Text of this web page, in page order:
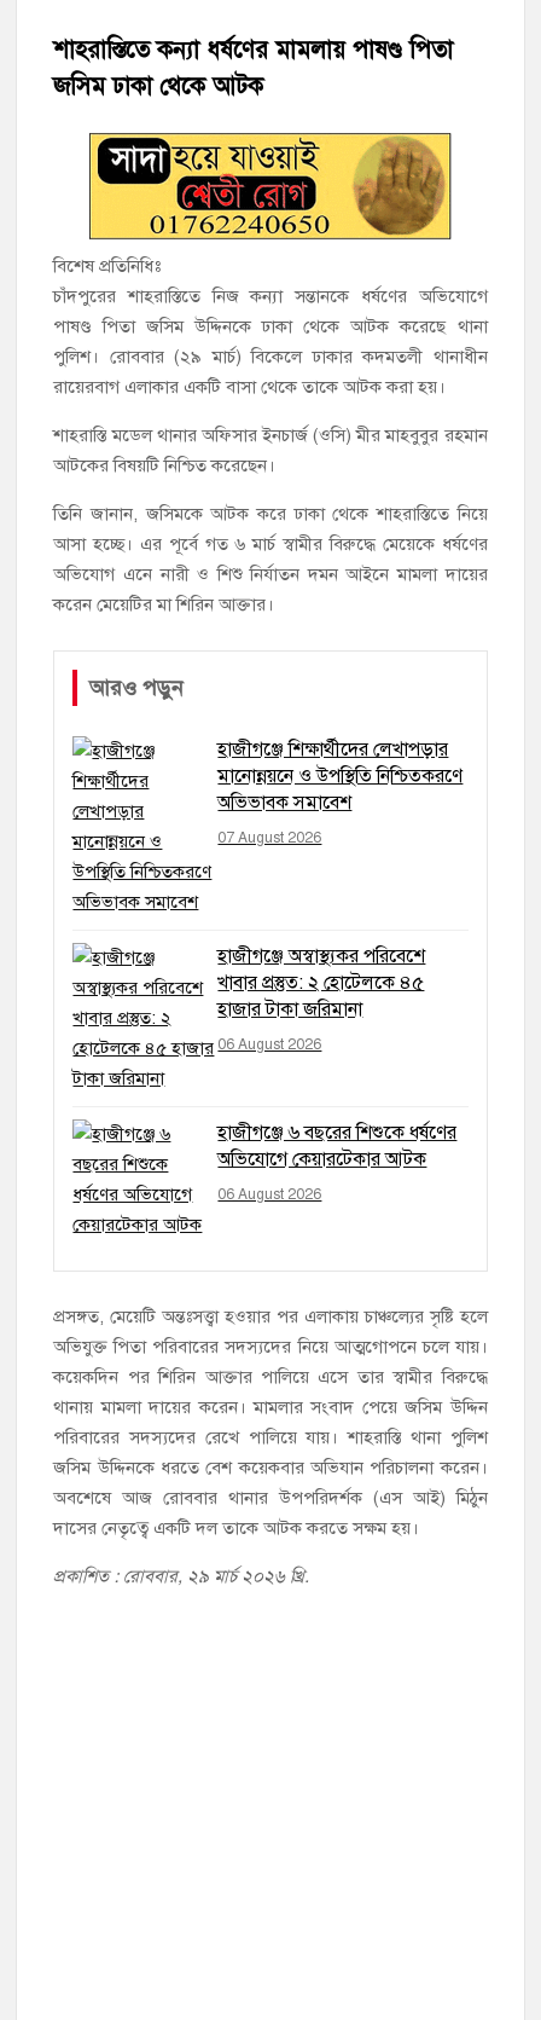
হাজীগঞ্জ সরকারি মডেল পাইলট হাই স্কুল অ্যান্ড কলেজে ‘জুলাই
গণঅভ্যুত্থান দিবস’ পালিত
‘জনগণের ভোটে নির্বাচিত হয়ে ফরিদগঞ্জের উন্নয়নে কাজ করছি’ :
আলহাজ্ব এমএ হান্নান এমপি
নৌ পুলিশ ফাঁড়ির নাকের ডগায় কারেন্ট জালের দাপট, মতলবে প্রকাশ্যে
নিষিদ্ধ জাল মেরামত ও মাছ শিকার
‘জনগণের হাতে রাষ্ট্রের মালিকানা ফিরিয়ে দিতে বিএনপি সরকার
অঙ্গীকারাবদ্ধ’
মতলব উত্তরে সোনালী লাইফ ইন্সুইরেন্স কোম্পানী লিমিটেডের মরণোত্তর
হাজীগঞ্জ ডিগ্রি কলেজ গভীর শ্রদ্ধার সঙ্গে জুলাই গণঅভ্যুত্থানের সকল
শহীদকে স্মরণ
শাহরাস্তিতে কন্যা ধর্ষণের মামলায় পাষণ্ড পিতা
জসিম ঢাকা থেকে আটক
বিশেষ প্রতিনিধিঃ
চাঁদপুরের শাহরাস্তিতে নিজ কন্যা সন্তানকে ধর্ষণের অভিযোগে
পাষণ্ড পিতা জসিম উদ্দিনকে ঢাকা থেকে আটক করেছে থানা
পুলিশ। রোববার (২৯ মার্চ) বিকেলে ঢাকার কদমতলী থানাধীন
রায়েরবাগ এলাকার একটি বাসা থেকে তাকে আটক করা হয়।
শাহরাস্তি মডেল থানার অফিসার ইনচার্জ (ওসি) মীর মাহবুবুর রহমান
আটকের বিষয়টি নিশ্চিত করেছেন।
তিনি জানান, জসিমকে আটক করে ঢাকা থেকে শাহরাস্তিতে নিয়ে
আসা হচ্ছে। এর পূর্বে গত ৬ মার্চ স্বামীর বিরুদ্ধে মেয়েকে ধর্ষণের
অভিযোগ এনে নারী ও শিশু নির্যাতন দমন আইনে মামলা দায়ের
করেন মেয়েটির মা শিরিন আক্তার।
আরও পড়ুন
হাজীগঞ্জে শিক্ষার্থীদের লেখাপড়ার
মানোন্নয়নে ও উপস্থিতি নিশ্চিতকরণে
অভিভাবক সমাবেশ
07 August 2026
হাজীগঞ্জে অস্বাস্থ্যকর পরিবেশে
খাবার প্রস্তুত: ২ হোটেলকে ৪৫
হাজার টাকা জরিমানা
06 August 2026
হাজীগঞ্জে ৬ বছরের শিশুকে ধর্ষণের
অভিযোগে কেয়ারটেকার আটক
06 August 2026
প্রসঙ্গত, মেয়েটি অন্তঃসত্ত্বা হওয়ার পর এলাকায় চাঞ্চল্যের সৃষ্টি হলে
অভিযুক্ত পিতা পরিবারের সদস্যদের নিয়ে আত্মগোপনে চলে যায়।
কয়েকদিন পর শিরিন আক্তার পালিয়ে এসে তার স্বামীর বিরুদ্ধে
থানায় মামলা দায়ের করেন। মামলার সংবাদ পেয়ে জসিম উদ্দিন
পরিবারের সদস্যদের রেখে পালিয়ে যায়। শাহরাস্তি থানা পুলিশ
জসিম উদ্দিনকে ধরতে বেশ কয়েকবার অভিযান পরিচালনা করেন।
অবশেষে আজ রোববার থানার উপপরিদর্শক (এস আই) মিঠুন
দাসের নেতৃত্বে একটি দল তাকে আটক করতে সক্ষম হয়।
প্রকাশিত : রোববার, ২৯ মার্চ ২০২৬ খ্রি.